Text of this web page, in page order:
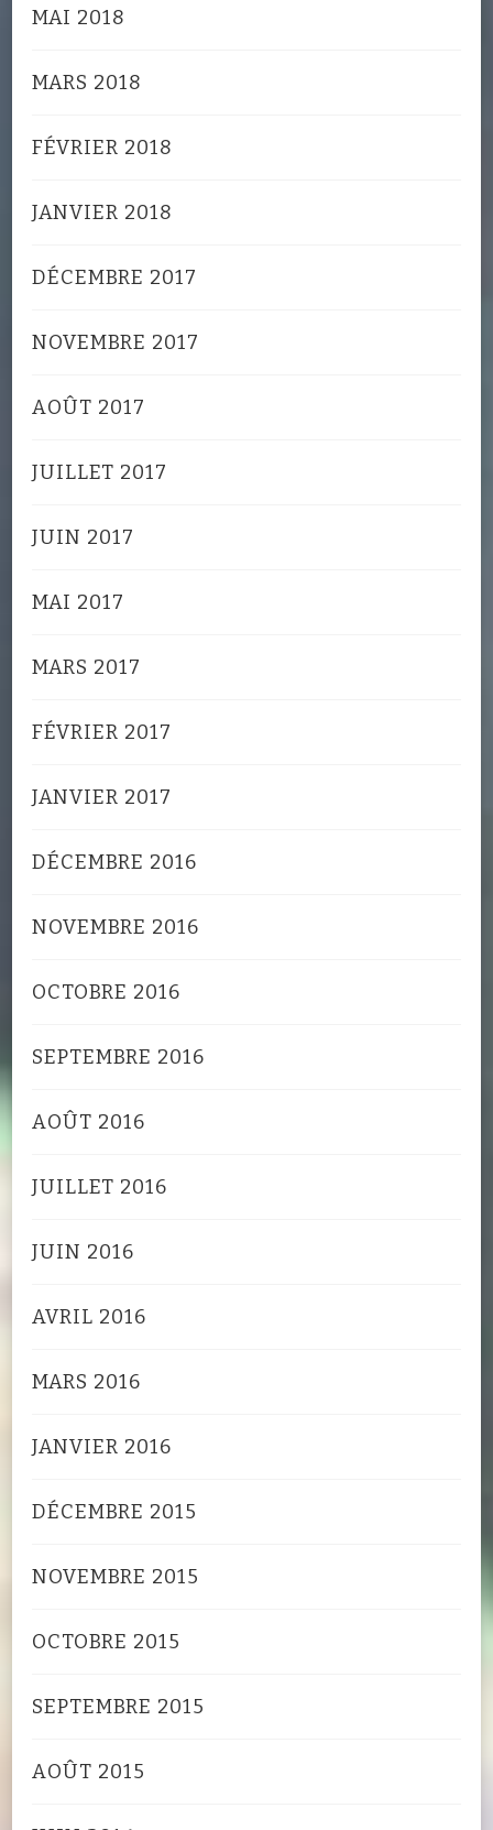
MAI 2018
MARS 2018
FÉVRIER 2018
JANVIER 2018
DÉCEMBRE 2017
NOVEMBRE 2017
AOÛT 2017
JUILLET 2017
JUIN 2017
MAI 2017
MARS 2017
FÉVRIER 2017
JANVIER 2017
DÉCEMBRE 2016
NOVEMBRE 2016
OCTOBRE 2016
SEPTEMBRE 2016
AOÛT 2016
JUILLET 2016
JUIN 2016
AVRIL 2016
MARS 2016
JANVIER 2016
DÉCEMBRE 2015
NOVEMBRE 2015
OCTOBRE 2015
SEPTEMBRE 2015
AOÛT 2015